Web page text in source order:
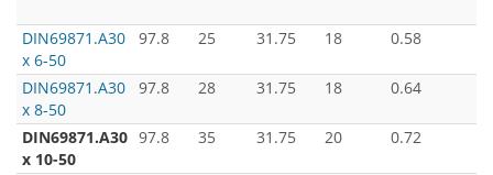
DIN69871.А30
х 6-50
97.8 25 31.75 18 0.58
DIN69871.А30
х 8-50
97.8 28 31.75 18 0.64
DIN69871.А30
х 10-50
97.8 35 31.75 20 0.72